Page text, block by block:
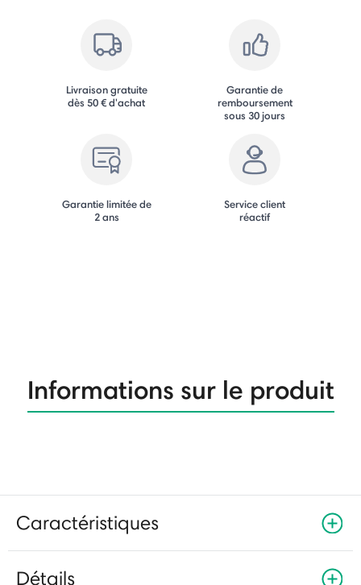
Livraison gratuite
dès 50 € d'achat
Garantie de
remboursement
sous 30 jours
Garantie limitée de
2 ans
Service client
réactif
Informations sur le produit
Caractéristiques
Détails